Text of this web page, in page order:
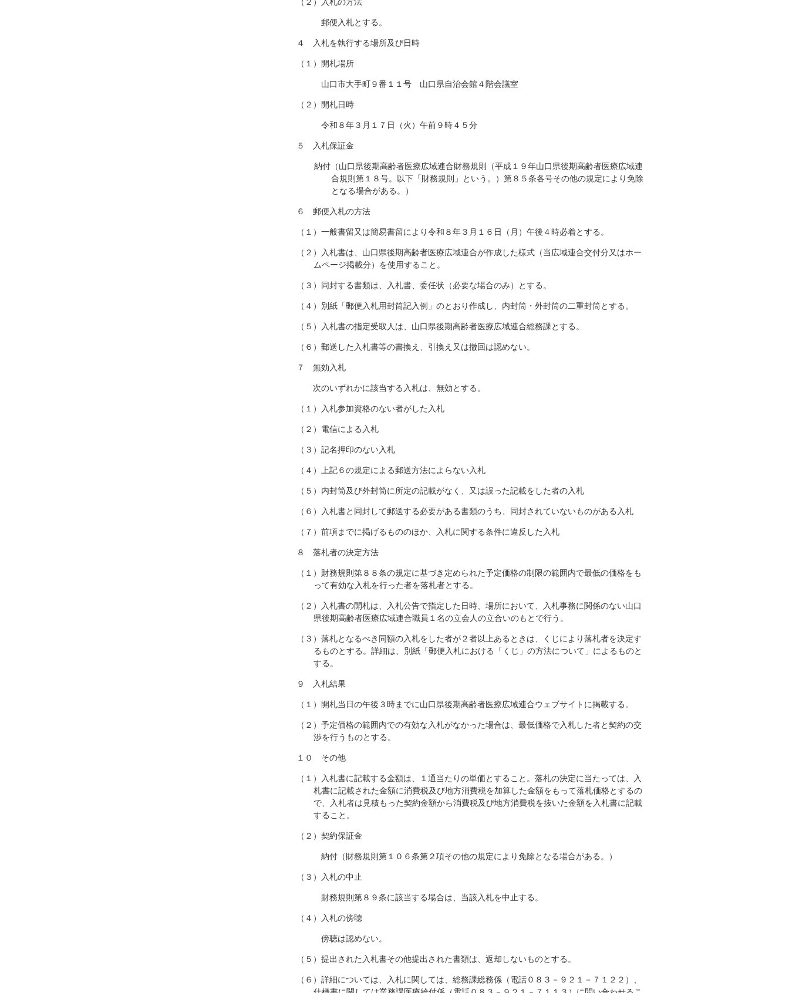
郵便入札とする。
４ 入札を執行する場所及び日時
（１）開札場所
山口市大手町９番１１号 山口県自治会館４階会議室
（２）開札日時
令和８年３月１７日（火）午前９時４５分
５ 入札保証金
納付（山口県後期高齢者医療広域連合財務規則（平成１９年山口県後期高齢者医療広域連
合規則第１８号。以下「財務規則」という。）第８５条各号その他の規定により免除
となる場合がある。）
６ 郵便入札の方法
（１）一般書留又は簡易書留により令和８年３月１６日（月）午後４時必着とする。
（２）入札書は、山口県後期高齢者医療広域連合が作成した様式（当広域連合交付分又はホー
ムページ掲載分）を使用すること。
（３）同封する書類は、入札書、委任状（必要な場合のみ）とする。
（４）別紙「郵便入札用封筒記入例」のとおり作成し、内封筒・外封筒の二重封筒とする。
（５）入札書の指定受取人は、山口県後期高齢者医療広域連合総務課とする。
（６）郵送した入札書等の書換え、引換え又は撤回は認めない。
７ 無効入札
次のいずれかに該当する入札は、無効とする。
（１）入札参加資格のない者がした入札
（２）電信による入札
（３）記名押印のない入札
（４）上記６の規定による郵送方法によらない入札
（５）内封筒及び外封筒に所定の記載がなく、又は誤った記載をした者の入札
（６）入札書と同封して郵送する必要がある書類のうち、同封されていないものがある入札
（７）前項までに掲げるもののほか、入札に関する条件に違反した入札
８ 落札者の決定方法
（１）財務規則第８８条の規定に基づき定められた予定価格の制限の範囲内で最低の価格をも
って有効な入札を行った者を落札者とする。
（２）入札書の開札は、入札公告で指定した日時、場所において、入札事務に関係のない山口
県後期高齢者医療広域連合職員１名の立会人の立合いのもとで行う。
（３）落札となるべき同額の入札をした者が２者以上あるときは、くじにより落札者を決定す
るものとする。詳細は、別紙「郵便入札における「くじ」の方法について」によるものと
する。
９ 入札結果
（１）開札当日の午後３時までに山口県後期高齢者医療広域連合ウェブサイトに掲載する。
（２）予定価格の範囲内での有効な入札がなかった場合は、最低価格で入札した者と契約の交
渉を行うものとする。
１０ その他
（１）入札書に記載する金額は、１通当たりの単価とすること。落札の決定に当たっては、入
札書に記載された金額に消費税及び地方消費税を加算した金額をもって落札価格とするの
で、入札者は見積もった契約金額から消費税及び地方消費税を抜いた金額を入札書に記載
すること。
（２）契約保証金
納付（財務規則第１０６条第２項その他の規定により免除となる場合がある。）
（３）入札の中止
財務規則第８９条に該当する場合は、当該入札を中止する。
（４）入札の傍聴
傍聴は認めない。
（５）提出された入札書その他提出された書類は、返却しないものとする。
（６）詳細については、入札に関しては、総務課総務係（電話０８３－９２１－７１２２）、